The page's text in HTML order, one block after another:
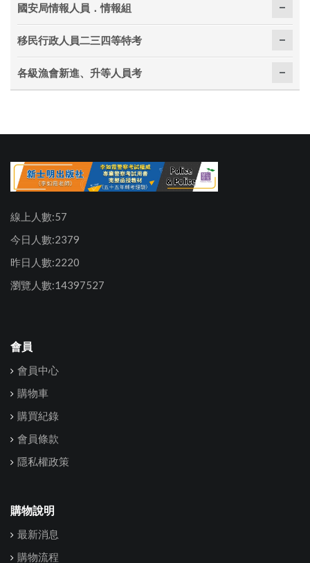
國安局情報人員．情報組
移民行政人員二三四等特考
各級漁會新進、升等人員考
線上人數:57
今日人數:2379
昨日人數:2220
瀏覽人數:14397527
會員
會員中心
購物車
購買紀錄
會員條款
隱私權政策
購物說明
最新消息
購物流程